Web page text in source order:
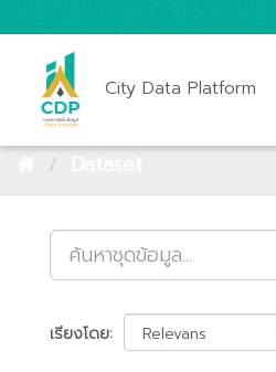
City Data Platform
เรียงโดย